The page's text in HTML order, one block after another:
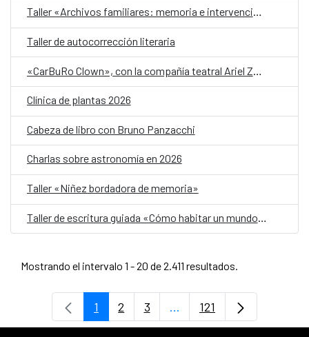
Taller «Archivos familiares: memoria e intervención»
Taller de autocorrección literaria
Clínica de plantas 2026
Cabeza de libro con Bruno Panzacchi
Charlas sobre astronomía en 2026
Taller «Niñez bordadora de memoria»
Mostrando el intervalo 1 - 20 de 2.411 resultados.
Página
1 Página
2 Página
3 ...Páginas intermedias Use
Página
121